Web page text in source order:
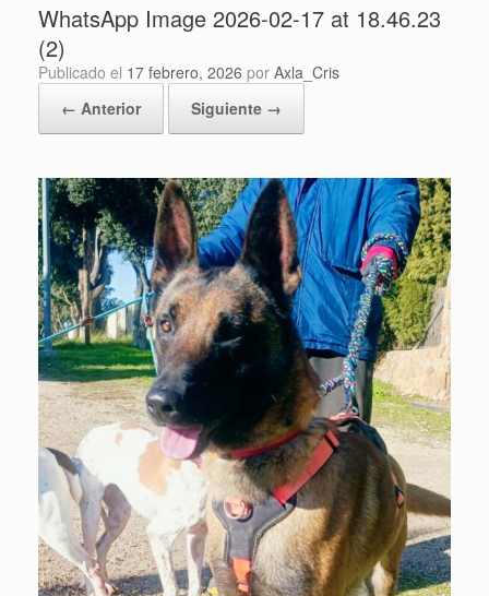
WhatsApp Image 2026-02-17 at 18.46.23
(2)
Publicado el 17 febrero, 2026 por Axla_Cris
← Anterior
Siguiente →